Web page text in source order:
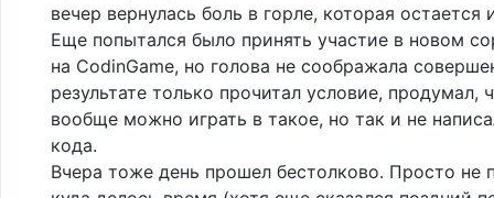
вечер вернулась боль в горле, которая остается
Еще попытался было принять участие в новом
на CodinGame, но голова не соображала
результате только прочитал условие, продумал,
вообще можно играть в такое, но так и не
кода.
Вчера тоже день прошел бестолково. Просто не